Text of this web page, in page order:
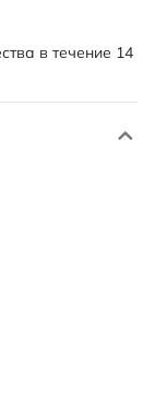
в течение 14